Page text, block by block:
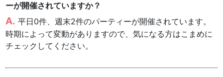
ーが開催されていますか？
平日0件、週末2件のパーティーが開催されています。
時期によって変動がありますので、気になる方はこまめに
チェックしてください。